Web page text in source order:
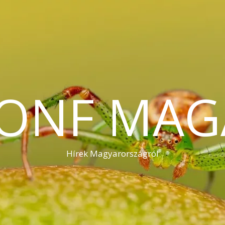
Hírek Magyarországról